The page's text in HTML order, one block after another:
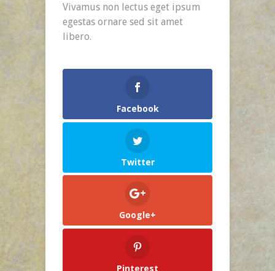
Vivamus non lectus eget ipsum
egestas ornare sed sit amet
libero.
Facebook
Twitter
Google+
Pinterest